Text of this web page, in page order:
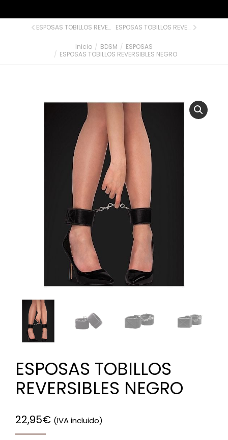
Inicio BDSM
ESPOSAS
ESPOSAS TOBILLOS REVERSIBLES NEGRO
ESPOSAS TOBILLOS REVERSIBLES ROSA ESPOSAS TOBILLOS REVERSIBLES ROJO
ESPOSAS TOBILLOS
REVERSIBLES NEGRO
22,95€ (IVA incluido)